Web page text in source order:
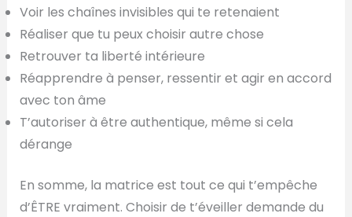
Voir les chaînes invisibles qui te retenaient
Réaliser que tu peux choisir autre chose
Retrouver ta liberté intérieure
Réapprendre à penser, ressentir et agir en accord
avec ton âme
T’autoriser à être authentique, même si cela
dérange
En somme, la matrice est tout ce qui t’empêche
d’ÊTRE vraiment. Choisir de t’éveiller demande du